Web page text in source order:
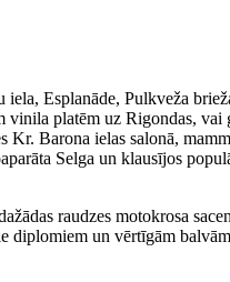
Esplanāde, Pulkveža
vinila platēm uz Rigondas,
Barona ielas salonā,
Selga un klausījos
raudzes motokrosa
un vērtīgām